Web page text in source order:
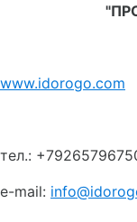
www.idorogo.com
тел.:
e-mail: